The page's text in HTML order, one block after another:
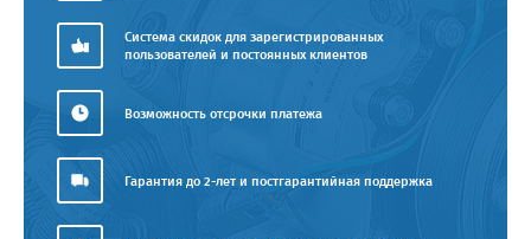
Система скидок для зарегистрированных
пользователей и постоянных клиентов
Возможность отсрочки платежа
Гарантия до 2-лет и постгарантийная поддержка